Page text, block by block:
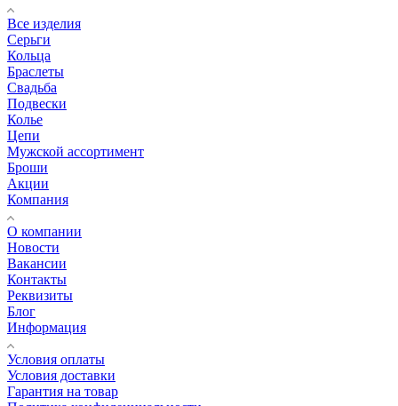
Все изделия
Серьги
Кольца
Браслеты
Свадьба
Подвески
Колье
Цепи
Мужской ассортимент
Броши
Акции
Компания
О компании
Новости
Вакансии
Контакты
Реквизиты
Блог
Информация
Условия оплаты
Условия доставки
Гарантия на товар